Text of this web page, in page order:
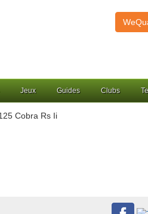
Jeux Guides Clubs
Cobra Rs Ii